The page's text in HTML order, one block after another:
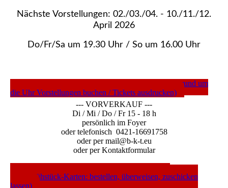
Nächste Vorstellungen: 02./03./04. - 10./11./12.
April 2026
Do/Fr/Sa um 19.30 Uhr / So um 16.00 Uhr
---- TICKETS DIREKT ---- (c/o Nordwest-Ticket rund um
die Uhr Vorstellungen buchen / Tickets ausdrucken)
--- VORVERKAUF ---
Di / Mi / Do / Fr 15 - 18 h
persönlich im Foyer
oder telefonisch 0421-16691758
oder per mail@b-k-t.eu
oder per Kontaktformular
Mordsfrühstück-Karten: bestellen, überweisen, zuschicken
lassen)